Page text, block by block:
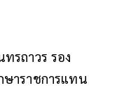
รถาวร รอง
ษาราชการแทน